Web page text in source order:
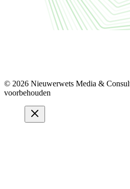
© 2026 Nieuwerwets Media &
voorbehouden